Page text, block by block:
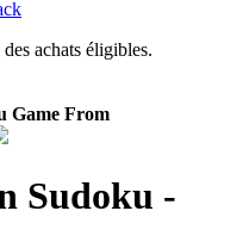
achats éligibles.
Game From
Sudoku -